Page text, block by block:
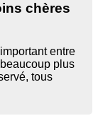
chères
entre
plus
tous